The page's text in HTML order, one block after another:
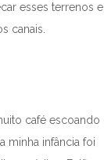
esses terrenos e
canais.
café escoando
minha infância foi